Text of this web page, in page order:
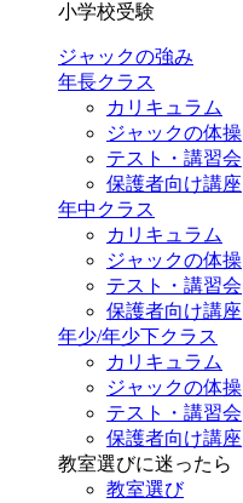
小学校受験
ジャックの強み
年長クラス
カリキュラム
ジャックの体操
テスト・講習会
保護者向け講座
年中クラス
カリキュラム
ジャックの体操
テスト・講習会
保護者向け講座
年少/年少下クラス
カリキュラム
ジャックの体操
テスト・講習会
保護者向け講座
教室選びに迷ったら
教室選び